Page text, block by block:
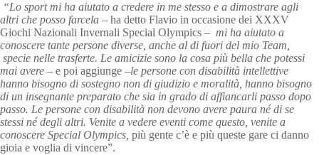
“Lo sport mi ha aiutato a credere in me stesso e a dimostrare agli
altri che posso farcela – ha detto Flavio in occasione dei XXXV
Giochi Nazionali Invernali Special Olympics – mi ha aiutato a
conoscere tante persone diverse, anche al di fuori del mio Team,
specie nelle trasferte. Le amicizie sono la cosa più bella che potessi
mai avere – e poi aggiunge –le persone con disabilità intellettive
hanno bisogno di sostegno non di giudizio e moralità, hanno bisogno
di un insegnante preparato che sia in grado di affiancarli passo dopo
passo. Le persone con disabilità non devono avere paura né di se
stessi né degli altri. Venite a vedere eventi come questo, venite a
conoscere Special Olympics, più gente c’è e più queste gare ci danno
gioia e voglia di vincere”.